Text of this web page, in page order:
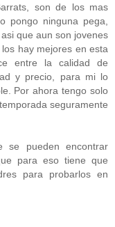
son de los mas
pongo ninguna pega,
que aun son jovenes
hay mejores en esta
entre la calidad de
y precio, para mi lo
Por ahora tengo solo
seguramente
se pueden encontrar
para eso tiene que
para probarlos en